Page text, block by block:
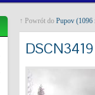
↑ Powrót do Pupov (1096
DSCN3419